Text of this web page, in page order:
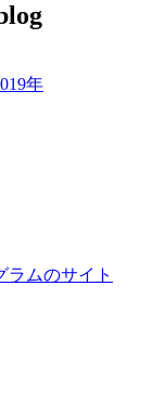
年
ムのサイト